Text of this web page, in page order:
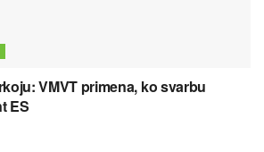
VMVT primena, ko svarbu
ES